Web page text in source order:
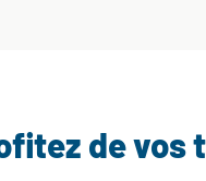
de vos